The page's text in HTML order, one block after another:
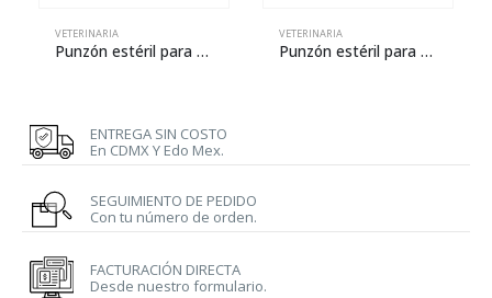
VETERINARIA
Punzón estéril para biopsia – 3 mm
VETERINARIA
Punzón estéril para biopsia – 4 mm
ENTREGA SIN COSTO
En CDMX Y Edo Mex.
SEGUIMIENTO DE PEDIDO
Con tu número de orden.
FACTURACIÓN DIRECTA
Desde nuestro formulario.